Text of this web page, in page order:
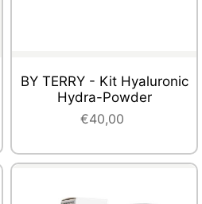
BY TERRY - Kit Hyaluronic
Hydra-Powder
€40,00